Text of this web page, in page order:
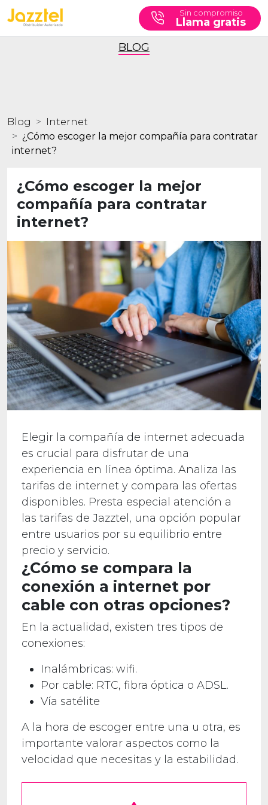
Sin compromiso
Llama gratis
BLOG
Blog
Internet
¿Cómo escoger la mejor compañía para contratar
internet?
¿Cómo escoger la mejor
compañía para contratar
internet?
Elegir la compañía de internet adecuada
es crucial para disfrutar de una
experiencia en línea óptima. Analiza las
tarifas de internet y compara las ofertas
disponibles. Presta especial atención a
las tarifas de Jazztel, una opción popular
entre usuarios por su equilibrio entre
precio y servicio.
¿Cómo se compara la
conexión a internet por
cable con otras opciones?
En la actualidad, existen tres tipos de
conexiones:
Inalámbricas: wifi.
Por cable: RTC, fibra óptica o ADSL.
Vía satélite
A la hora de escoger entre una u otra, es
importante valorar aspectos como la
velocidad que necesitas y la estabilidad.